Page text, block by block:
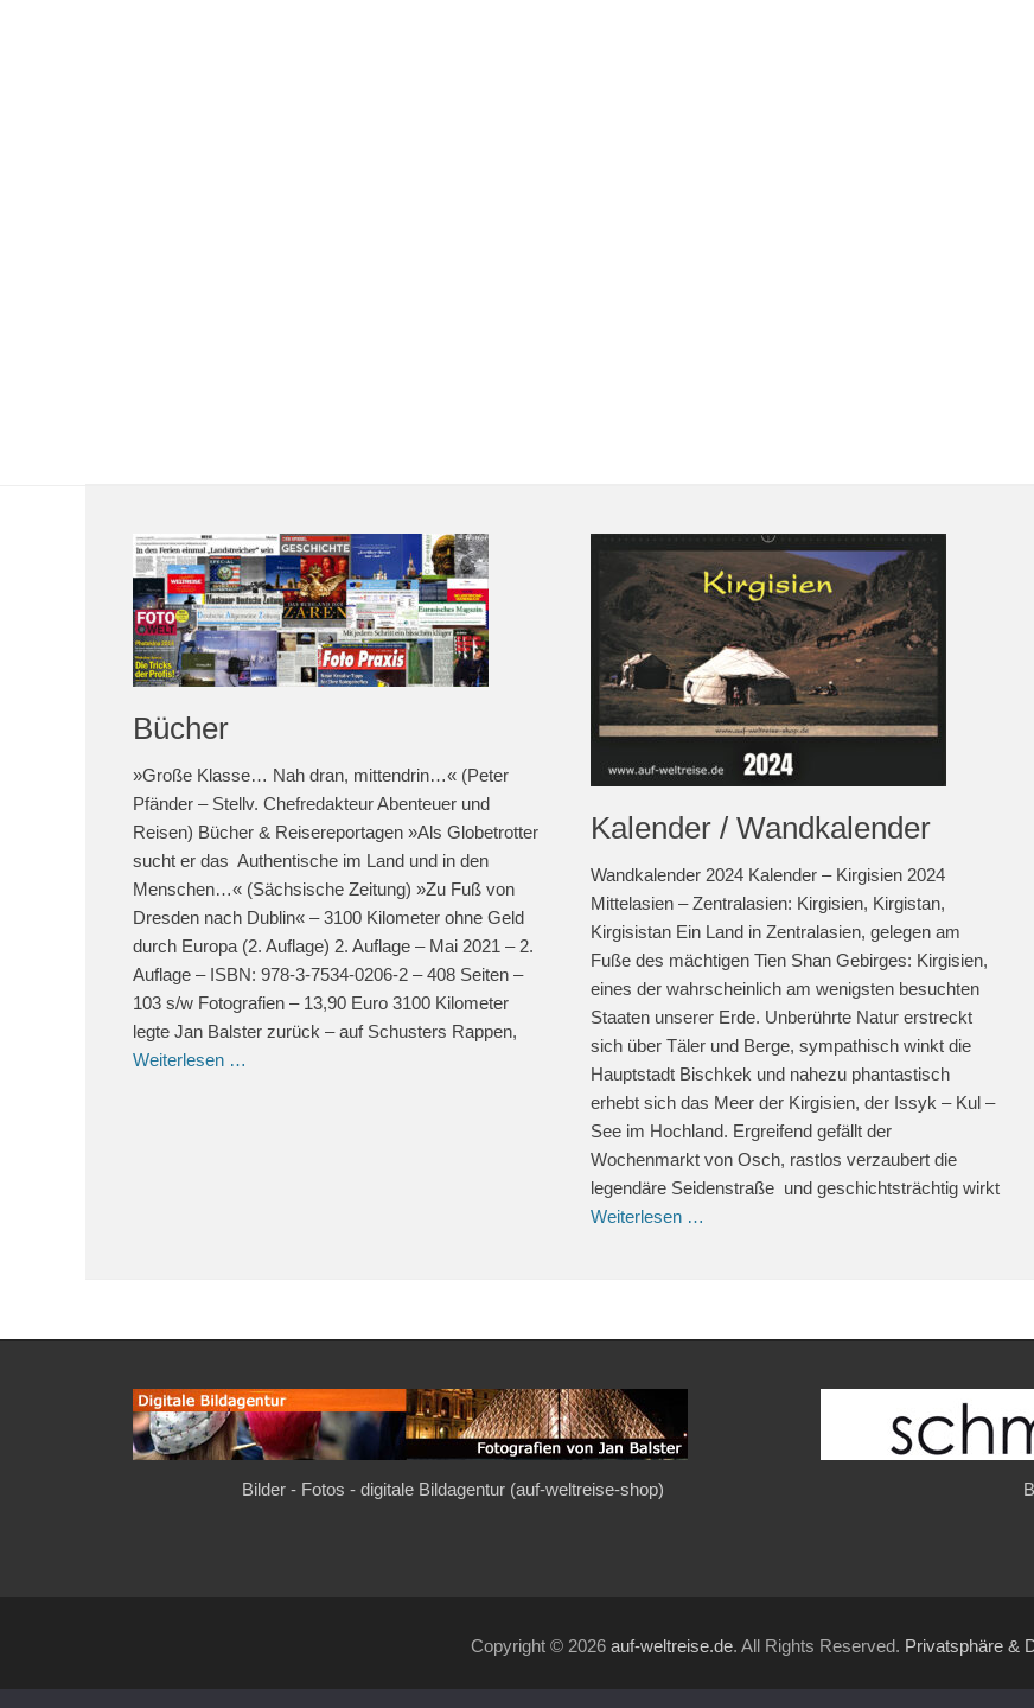
Bücher
»Große Klasse… Nah dran, mittendrin…« (Peter
Pfänder – Stellv. Chefredakteur Abenteuer und
Reisen) Bücher & Reisereportagen »Als Globetrotter
sucht er das Authentische im Land und in den
Menschen…« (Sächsische Zeitung) »Zu Fuß von
Dresden nach Dublin« – 3100 Kilometer ohne Geld
durch Europa (2. Auflage) 2. Auflage – Mai 2021 – 2.
Auflage – ISBN: 978-3-7534-0206-2 – 408 Seiten –
103 s/w Fotografien – 13,90 Euro 3100 Kilometer
legte Jan Balster zurück – auf Schusters Rappen,
Weiterlesen …
Kalender / Wandkalender
Wandkalender 2024 Kalender – Kirgisien 2024
Mittelasien – Zentralasien: Kirgisien, Kirgistan,
Kirgisistan Ein Land in Zentralasien, gelegen am
Fuße des mächtigen Tien Shan Gebirges: Kirgisien,
eines der wahrscheinlich am wenigsten besuchten
Staaten unserer Erde. Unberührte Natur erstreckt
sich über Täler und Berge, sympathisch winkt die
Hauptstadt Bischkek und nahezu phantastisch
erhebt sich das Meer der Kirgisien, der Issyk – Kul –
See im Hochland. Ergreifend gefällt der
Wochenmarkt von Osch, rastlos verzaubert die
legendäre Seidenstraße und geschichtsträchtig wirkt
Weiterlesen …
Bilder - Fotos - digitale Bildagentur (auf-weltreise-shop)
Copyright © 2026 auf-weltreise.de. All Rights Reserved. Privatsphäre &